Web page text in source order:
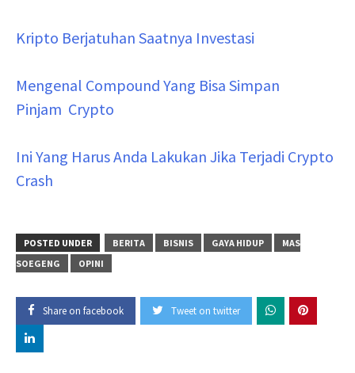
Kripto Berjatuhan Saatnya Investasi
Mengenal Compound Yang Bisa Simpan
Pinjam Crypto
Ini Yang Harus Anda Lakukan Jika Terjadi Crypto
Crash
POSTED UNDER BERITA BISNIS GAYA HIDUP
MAS
SOEGENG
OPINI
Share on facebook Tweet on twitter